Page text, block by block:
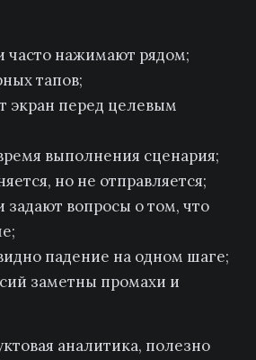
часто нажимают рядом;
тапов;
экран перед целевым
выполнения сценария;
но не отправляется;
задают вопросы о том, что
падение на одном шаге;
заметны промахи и
аналитика, полезно